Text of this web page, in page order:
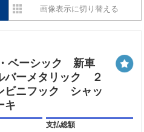
画像表示に切り替える
ベーシック 新車
バーメタリック ２
ビニフック シャッ
キ
支払総額